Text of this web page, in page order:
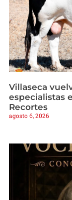
Villaseca
especialistas
Recortes
agosto 6, 2026